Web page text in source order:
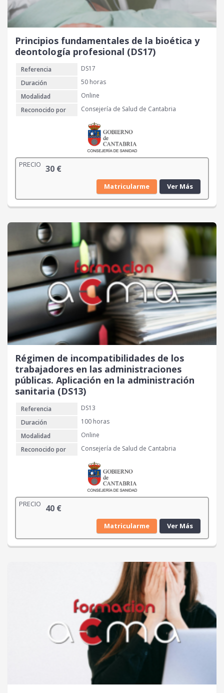
e
r
a
.
:
2
0
€
Principios fundamentales de la bioética y
deontología profesional (DS17)
Referencia
DS17
Duración
50 horas
Modalidad
Online
Reconocido por
Consejería de Salud de Cantabria
PRECIO 30 €
Matricularme Ver Más
Régimen de incompatibilidades de los
trabajadores en las administraciones
públicas. Aplicación en la administración
sanitaria (DS13)
Referencia
DS13
Duración
100 horas
Modalidad
Online
Reconocido por
Consejería de Salud de Cantabria
PRECIO 40 €
Matricularme Ver Más